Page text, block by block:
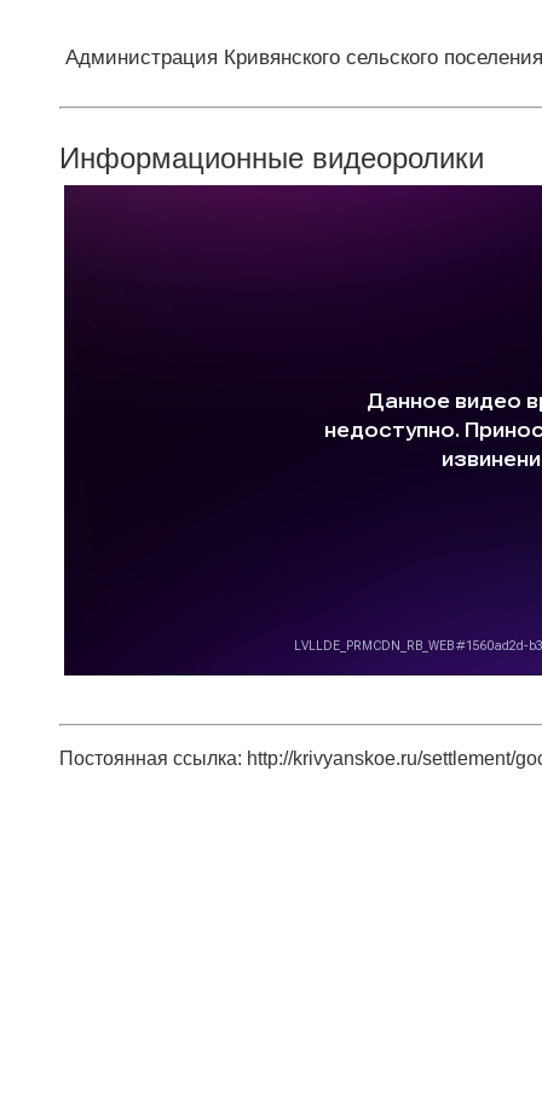
Администрация Кривянского сельского поселения
Информационные видеоролики
Постоянная ссылка: http://krivyanskoe.ru/settlement/